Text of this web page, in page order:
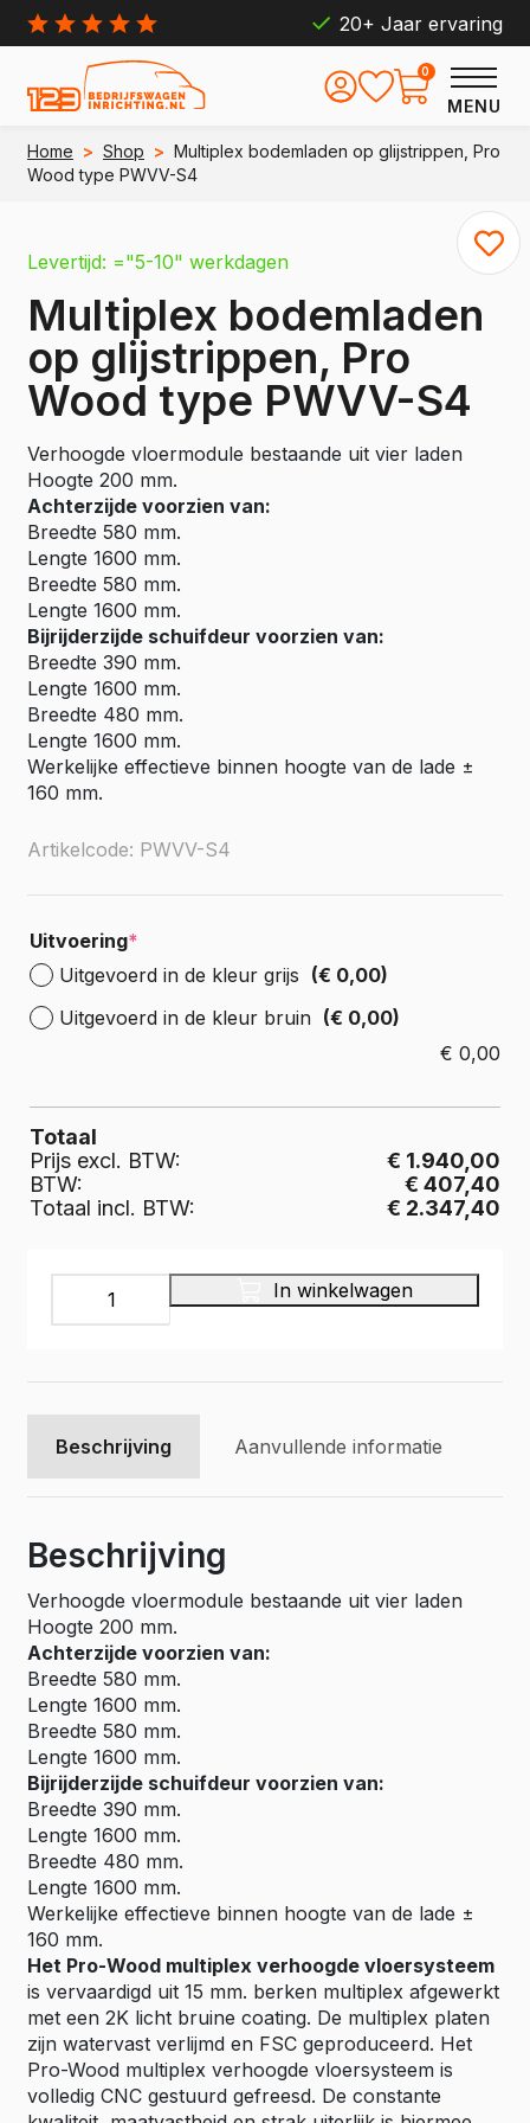
20+ Jaar ervaring
MENU
0
Home > Shop > Multiplex bodemladen op glijstrippen, Pro
Wood type PWVV-S4
Levertijd: ="5-10" werkdagen
Multiplex bodemladen
op glijstrippen, Pro
Wood type PWVV-S4
Verhoogde vloermodule bestaande uit vier laden
Hoogte 200 mm.
Achterzijde voorzien van:
Breedte 580 mm.
Lengte 1600 mm.
Breedte 580 mm.
Lengte 1600 mm.
Bijrijderzijde schuifdeur voorzien van:
Breedte 390 mm.
Lengte 1600 mm.
Breedte 480 mm.
Lengte 1600 mm.
Werkelijke effectieve binnen hoogte van de lade ±
160 mm.
Artikelcode: PWVV-S4
Uitvoering*
Uitgevoerd in de kleur grijs (€ 0,00)
Uitgevoerd in de kleur bruin (€ 0,00)
€ 0,00
Totaal
Prijs excl. BTW:
€ 1.940,00
BTW:
€ 407,40
Totaal incl. BTW:
€ 2.347,40
Multiplex
bodemladen
Wood
type
S4
In winkelwagen
Beschrijving Aanvullende informatie
Beschrijving
Verhoogde vloermodule bestaande uit vier laden
Hoogte 200 mm.
Achterzijde voorzien van:
Breedte 580 mm.
Lengte 1600 mm.
Breedte 580 mm.
Lengte 1600 mm.
Bijrijderzijde schuifdeur voorzien van:
Breedte 390 mm.
Lengte 1600 mm.
Breedte 480 mm.
Lengte 1600 mm.
Werkelijke effectieve binnen hoogte van de lade ±
160 mm.
Het Pro-Wood multiplex verhoogde vloersysteem
is vervaardigd uit 15 mm. berken multiplex afgewerkt
met een 2K licht bruine coating. De multiplex platen
zijn watervast verlijmd en FSC geproduceerd. Het
Pro-Wood multiplex verhoogde vloersysteem is
volledig CNC gestuurd gefreesd. De constante